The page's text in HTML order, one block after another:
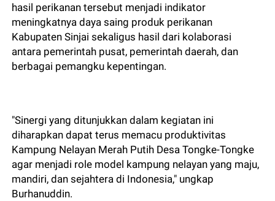
hasil perikanan tersebut menjadi indikator
meningkatnya daya saing produk perikanan
Kabupaten Sinjai sekaligus hasil dari kolaborasi
antara pemerintah pusat, pemerintah daerah, dan
berbagai pemangku kepentingan.
"Sinergi yang ditunjukkan dalam kegiatan ini
diharapkan dapat terus memacu produktivitas
Kampung Nelayan Merah Putih Desa Tongke-Tongke
agar menjadi role model kampung nelayan yang maju,
mandiri, dan sejahtera di Indonesia," ungkap
Burhanuddin.